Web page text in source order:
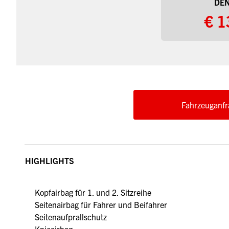
€
HIGHLIGHTS
Kopfairbag für 1. und 2. Sitzreihe
Seitenairbag für Fahrer und Beifahrer
Seitenaufprallschutz